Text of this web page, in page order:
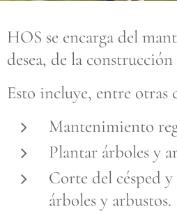
HOS se encarga del
desea, de la
Esto incluye, entre otras
Mantenimiento
Plantar árboles y
Corte del césped
árboles y arbustos.